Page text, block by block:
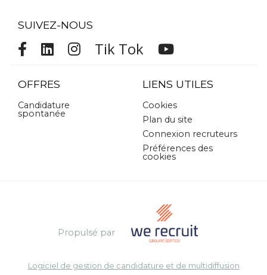
SUIVEZ-NOUS
Tik Tok
OFFRES
Candidature
spontanée
LIENS UTILES
Cookies
Plan du site
Connexion recruteurs
Préférences des
cookies
Propulsé par
Logiciel de gestion de candidature et de multidiffusion